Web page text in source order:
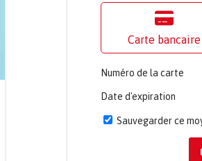
Carte bancaire
Numéro de la carte
Date d'expiration
Sauvegarder ce